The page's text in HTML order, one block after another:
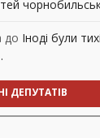
до Іноді були
ДЕПУТАТІВ